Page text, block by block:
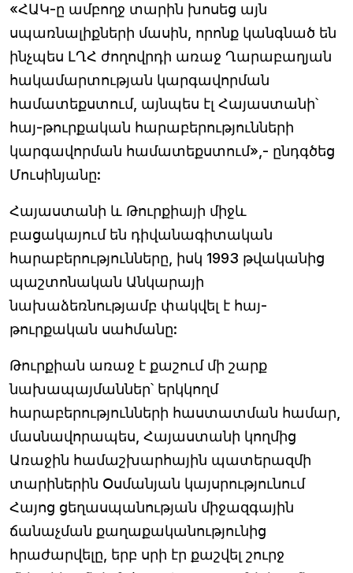
«ՀԱԿ-ը ամբողջ տարին խոսեց այն
սպառնալիքների մասին, որոնք կանգնած են
ինչպես ԼՂՀ ժողովրդի առաջ Ղարաբաղյան
հակամարտության կարգավորման
համատեքստում, այնպես էլ Հայաստանի՝
հայ-թուրքական հարաբերությունների
կարգավորման համատեքստում»,- ընդգծեց
Մուսինյանը:
Հայաստանի և Թուրքիայի միջև
բացակայում են դիվանագիտական
հարաբերությունները, իսկ 1993 թվականից
պաշտոնական Անկարայի
նախաձեռնությամբ փակվել է հայ-
թուրքական սահմանը:
Թուրքիան առաջ է քաշում մի շարք
նախապայմաններ՝ երկկողմ
հարաբերությունների հաստատման համար,
մասնավորապես, Հայաստանի կողմից
Առաջին համաշխարհային պատերազմի
տարիներին Օսմանյան կայսրությունում
Հայոց ցեղասպանության միջազգային
ճանաչման քաղաքականությունից
հրաժարվելը, երբ սրի էր քաշվել շուրջ